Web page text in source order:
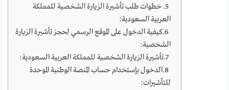
خطوات طلب تأشيرة الزيارة الشخصية للمملكة
العربية السعودية:
كيفية الدخول على الموقع الرسمي لحجز تأشيرة الزيارة
الشخصية:
تأشيرة الزيارة الشخصية للمملكة العربية السعودية:
الدخول بإستخدام حساب المنصة الوطنية الموحدة
للتأشيرات: